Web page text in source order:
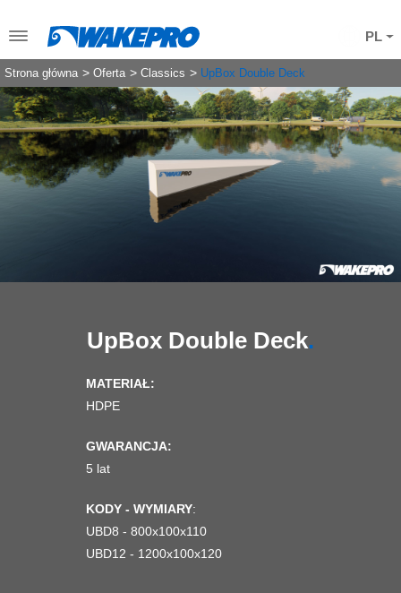
PL
Strona główna Oferta Classics UpBox Double Deck
UpBox Double Deck
MATERIAŁ:
HDPE
GWARANCJA:
5 lat
KODY - WYMIARY:
UBD8 - 800x100x110
UBD12 - 1200x100x120